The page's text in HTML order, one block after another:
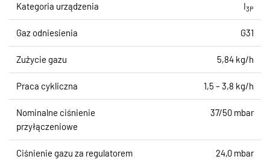
Kategoria urządzenia I3P
Gaz odniesienia G31
Zużycie gazu 5,84 kg/h
Praca cykliczna 1,5 – 3,8 kg/h
Nominalne ciśnienie
przyłączeniowe
37/50 mbar
Ciśnienie gazu za regulatorem 24,0 mbar